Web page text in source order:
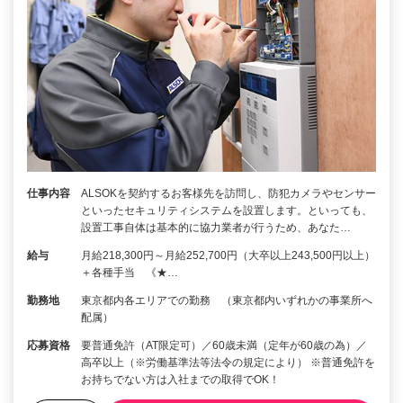
仕事内容
ALSOKを契約するお客様先を訪問し、防犯カメラやセンサー
といったセキュリティシステムを設置します。といっても、
設置工事自体は基本的に協力業者が行うため、あなた…
給与
月給218,300円～月給252,700円（大卒以上243,500円以上）
＋各種手当 《★…
勤務地
東京都内各エリアでの勤務 （東京都内いずれかの事業所へ
配属）
応募資格
要普通免許（AT限定可）／60歳未満（定年が60歳の為）／
高卒以上（※労働基準法等法令の規定により） ※普通免許を
お持ちでない方は入社までの取得でOK！